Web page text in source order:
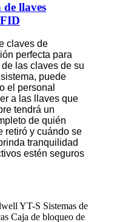
de llaves
claves de
perfecta para
las claves de su
puede
el personal
a las llaves que
tendrá un
de quién
retiró y cuándo se
tranquilidad
estén seguros